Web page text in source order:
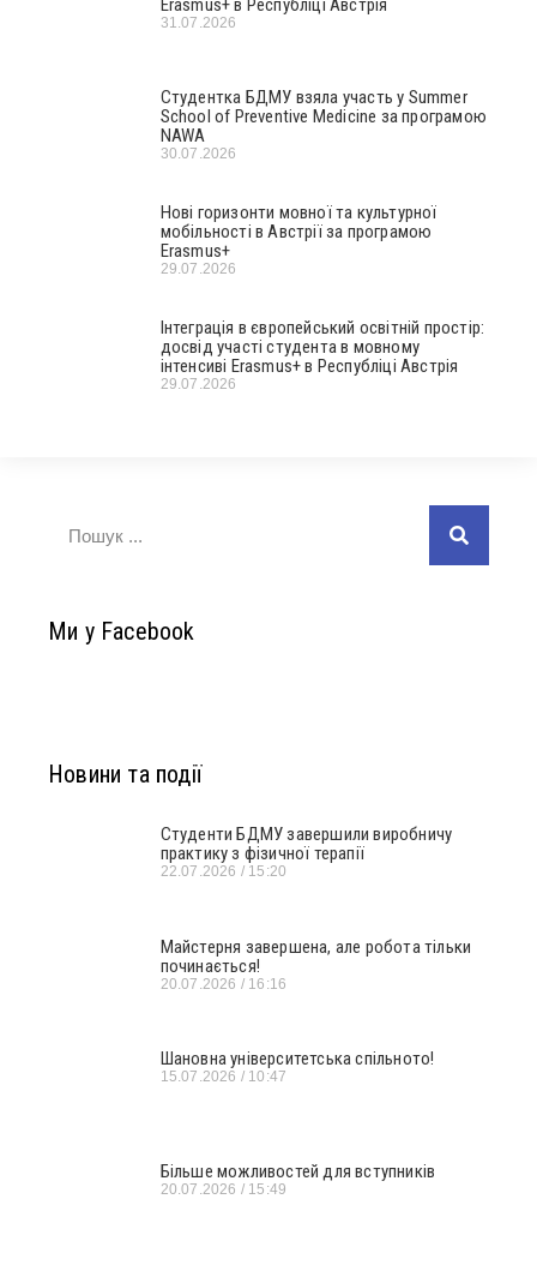
31.07.2026
Студентка БДМУ взяла участь у Summer
School of Preventive Medicine за програмою
NAWA
30.07.2026
Нові горизонти мовної та культурної
мобільності в Австрії за програмою
Erasmus+
29.07.2026
Інтеграція в європейський освітній простір:
досвід участі студента в мовному
інтенсиві Erasmus+ в Республіці Австрія
29.07.2026
Ми у Facebook
Новини та події
Студенти БДМУ завершили виробничу
практику з фізичної терапії
22.07.2026 15:20
Майстерня завершена, але робота тільки
починається!
20.07.2026 16:16
Шановна університетська спільното!
15.07.2026 10:47
Більше можливостей для вступників
20.07.2026 15:49